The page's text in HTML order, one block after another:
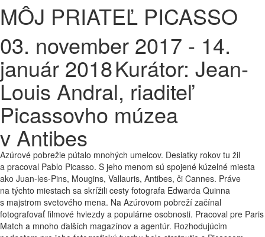
MÔJ PRIATEĽ PICASSO
03. november 2017 - 14.
január 2018Kurátor: Jean-
Louis Andral, riaditeľ
Picassovho múzea
v Antibes
Azúrové pobrežie pútalo mnohých umelcov. Desiatky rokov tu žil
a pracoval Pablo Picasso. S jeho menom sú spojené kúzelné miesta
ako Juan-les-Pins, Mougins, Vallauris, Antibes, či Cannes. Práve
na týchto miestach sa skrížili cesty fotografa Edwarda Quinna
s majstrom svetového mena. Na Azúrovom pobreží začínal
fotografovať filmové hviezdy a populárne osobnosti. Pracoval pre Paris
Match a mnoho ďalších magazínov a agentúr. Rozhodujúcim